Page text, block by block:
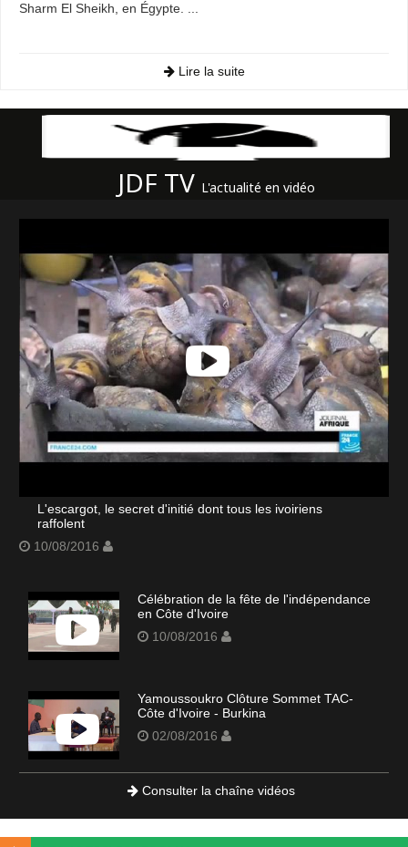
Sharm El Sheikh, en Égypte. ...
Lire la suite
JDF TV L'actualité en vidéo
L'escargot, le secret d'initié dont tous les ivoiriens
raffolent
10/08/2016
Célébration de la fête de l'indépendance
en Côte d'Ivoire
10/08/2016
Yamoussoukro Clôture Sommet TAC-
Côte d'Ivoire - Burkina
02/08/2016
Consulter la chaîne vidéos